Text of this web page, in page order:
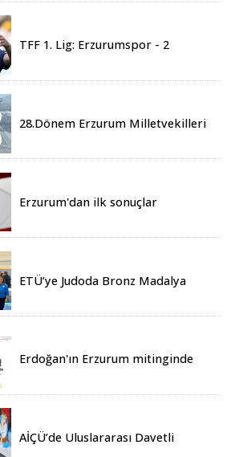
TFF 1. Lig: Erzurumspor - 2
28.Dönem Erzurum Milletvekilleri
Erzurum'dan ilk sonuçlar
ETÜ’ye Judoda Bronz Madalya
Erdoğan'ın Erzurum mitinginde
AİÇÜ’de Uluslararası Davetli